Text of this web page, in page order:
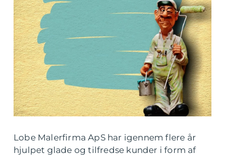
Lobe Malerfirma ApS har igennem flere år
hjulpet glade og tilfredse kunder i form af